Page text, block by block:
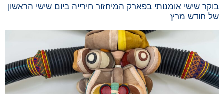
בוקר שישי אומנותי בפארק המיחזור חירייה ביום שישי הראשון
של חודש מרץ